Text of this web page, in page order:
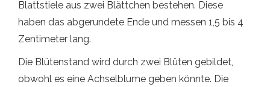
Blattstiele aus zwei Blättchen bestehen. Diese
haben das abgerundete Ende und messen 1,5 bis 4
Zentimeter lang.
Die Blütenstand wird durch zwei Blüten gebildet,
obwohl es eine Achselblume geben könnte. Die